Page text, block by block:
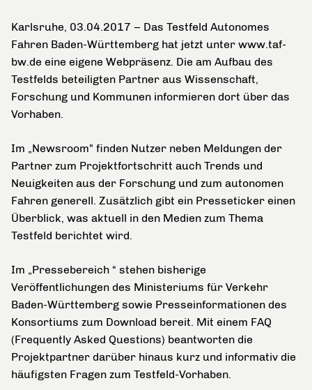
Karlsruhe, 03.04.2017 – Das Testfeld Autonomes
Fahren Baden-Württemberg hat jetzt unter www.taf-
bw.de eine eigene Webpräsenz. Die am Aufbau des
Testfelds beteiligten Partner aus Wissenschaft,
Forschung und Kommunen informieren dort über das
Vorhaben.
Im „Newsroom" finden Nutzer neben Meldungen der
Partner zum Projektfortschritt auch Trends und
Neuigkeiten aus der Forschung und zum autonomen
Fahren generell. Zusätzlich gibt ein Presseticker einen
Überblick, was aktuell in den Medien zum Thema
Testfeld berichtet wird.
Im „Pressebereich “ stehen bisherige
Veröffentlichungen des Ministeriums für Verkehr
Baden-Württemberg sowie Presseinformationen des
Konsortiums zum Download bereit. Mit einem FAQ
(Frequently Asked Questions) beantworten die
Projektpartner darüber hinaus kurz und informativ die
häufigsten Fragen zum Testfeld-Vorhaben.